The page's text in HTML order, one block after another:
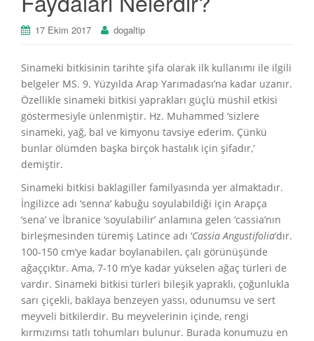
17 Ekim 2017 dogaltip
Sinameki bitkisinin tarihte şifa olarak ilk kullanımı ile ilgili
belgeler MS. 9. Yüzyılda Arap Yarımadası’na kadar uzanır.
Özellikle sinameki bitkisi yaprakları güçlü müshil etkisi
göstermesiyle ünlenmiştir. Hz. Muhammed ‘sizlere
sinameki, yağ, bal ve kimyonu tavsiye ederim. Çünkü
bunlar ölümden başka birçok hastalık için şifadır,’
demiştir.
Sinameki bitkisi baklagiller familyasında yer almaktadır.
İngilizce adı ‘senna’ kabuğu soyulabildiği için Arapça
‘sena’ ve İbranice ‘soyulabilir’ anlamına gelen ‘cassia’nın
birleşmesinden türemiş Latince adı ‘Cassia Angustifolia’dır.
100-150 cm’ye kadar boylanabilen, çalı görünüşünde
ağaççıktır. Ama, 7-10 m’ye kadar yükselen ağaç türleri de
vardır. Sinameki bitkisi türleri bileşik yapraklı, çoğunlukla
sarı çiçekli, baklaya benzeyen yassı, odunumsu ve sert
meyveli bitkilerdir. Bu meyvelerinin içinde, rengi
kırmızımsı tatlı tohumları bulunur. Burada konumuzu en